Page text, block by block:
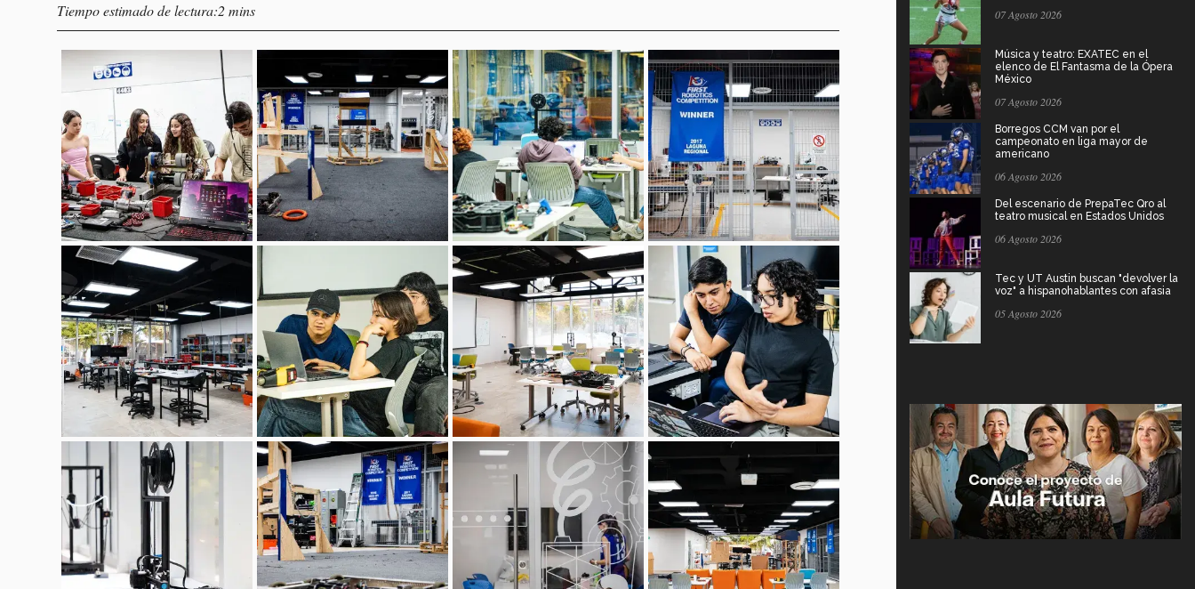
Tiempo estimado de lectura:2 mins 07 Agosto 2026
Música y teatro: EXATEC en el
elenco de El Fantasma de la Ópera
México
07 Agosto 2026
Borregos CCM van por el
campeonato en liga mayor de
americano
06 Agosto 2026
Del escenario de PrepaTec Qro al
teatro musical en Estados Unidos
06 Agosto 2026
Tec y UT Austin buscan "devolver la
voz" a hispanohablantes con afasia
05 Agosto 2026